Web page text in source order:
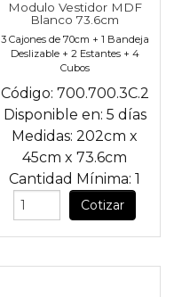
Modulo Vestidor MDF
Blanco 73.6cm
3 Cajones de 70cm + 1 Bandeja
Deslizable + 2 Estantes + 4
Cubos
Código: 700.700.3C.2
Disponible en: 5 días
Medidas: 202cm x
45cm x 73.6cm
Cantidad Mínima: 1
Cotizar